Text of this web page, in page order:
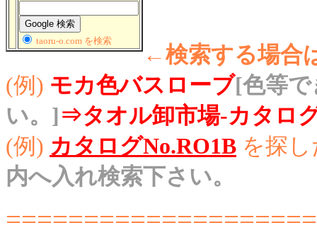
taoru-o.com を検索
←検索する場合
(例) モカ色バスローブ[色等
い。]⇒タオル卸市場-カタロ
(例) カタログNo.RO1B を探
内へ入れ検索下さい。